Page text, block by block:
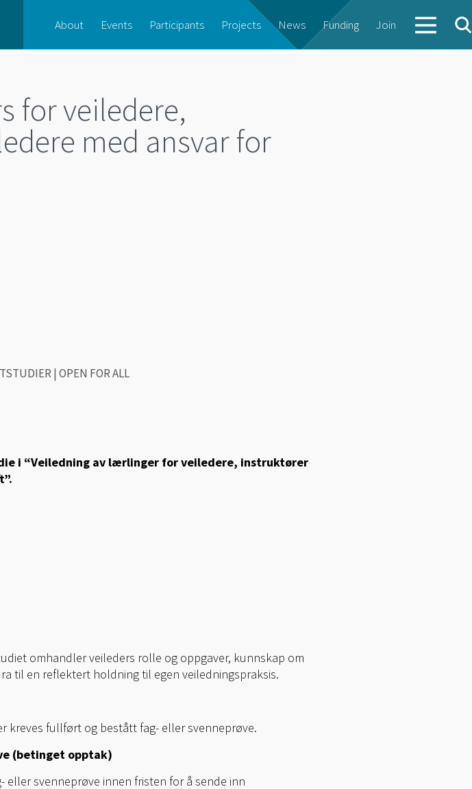
About Events Participants Projects News Funding Join
for veiledere,
med ansvar for
| OPEN FOR ALL
i “Veiledning av lærlinger for veiledere, instruktører
omhandler veileders rolle og oppgaver, kunnskap om
til en reflektert holdning til egen veiledningspraksis.
kreves fullført og bestått fag- eller svenneprøve.
(betinget opptak)
svenneprøve innen fristen for å sende inn